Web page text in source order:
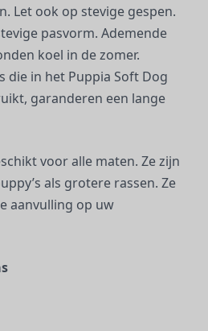
Let ook op stevige gespen.
pasvorm. Ademende
koel in de zomer.
die in het Puppia Soft Dog
garanderen een lange
voor alle maten. Ze zijn
als grotere rassen. Ze
aanvulling op uw